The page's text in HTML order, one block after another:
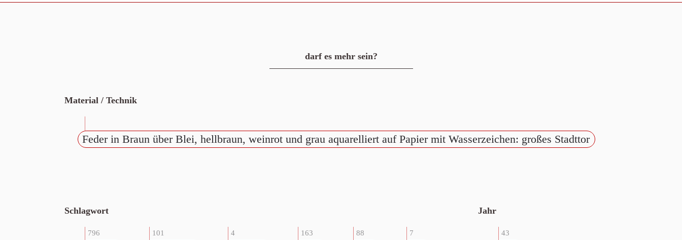
darf es mehr sein?
Material / Technik
Feder in Braun über Blei, hellbraun, weinrot und grau aquarelliert auf Papier mit Wasserzeichen: großes Stadttor
Schlagwort
796 101 4 163 88 7
Jahr
43